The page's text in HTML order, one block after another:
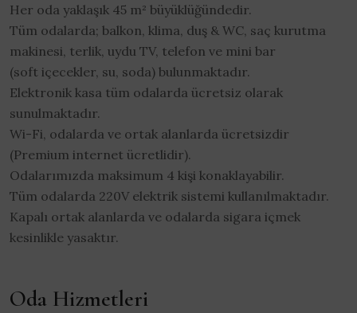
Her oda yaklaşık 45 m² büyüklüğündedir.
Tüm odalarda; balkon, klima, duş & WC, saç kurutma
makinesi, terlik, uydu TV, telefon ve mini bar
(soft içecekler, su, soda) bulunmaktadır.
Elektronik kasa tüm odalarda ücretsiz olarak
sunulmaktadır.
Wi-Fi, odalarda ve ortak alanlarda ücretsizdir
(Premium internet ücretlidir).
Odalarımızda maksimum 4 kişi konaklayabilir.
Tüm odalarda 220V elektrik sistemi kullanılmaktadır.
Kapalı ortak alanlarda ve odalarda sigara içmek
kesinlikle yasaktır.
Oda Hizmetleri